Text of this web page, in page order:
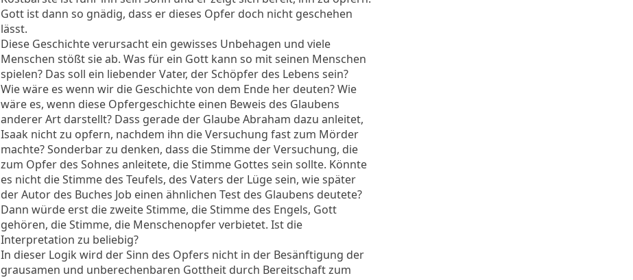
Gott ist dann so gnädig, dass er dieses Opfer doch nicht geschehen
lässt.
Diese Geschichte verursacht ein gewisses Unbehagen und viele
Menschen stößt sie ab. Was für ein Gott kann so mit seinen Menschen
spielen? Das soll ein liebender Vater, der Schöpfer des Lebens sein?
Wie wäre es wenn wir die Geschichte von dem Ende her deuten? Wie
wäre es, wenn diese Opfergeschichte einen Beweis des Glaubens
anderer Art darstellt? Dass gerade der Glaube Abraham dazu anleitet,
Isaak nicht zu opfern, nachdem ihn die Versuchung fast zum Mörder
machte? Sonderbar zu denken, dass die Stimme der Versuchung, die
zum Opfer des Sohnes anleitete, die Stimme Gottes sein sollte. Könnte
es nicht die Stimme des Teufels, des Vaters der Lüge sein, wie später
der Autor des Buches Job einen ähnlichen Test des Glaubens deutete?
Dann würde erst die zweite Stimme, die Stimme des Engels, Gott
gehören, die Stimme, die Menschenopfer verbietet. Ist die
Interpretation zu beliebig?
In dieser Logik wird der Sinn des Opfers nicht in der Besänftigung der
grausamen und unberechenbaren Gottheit durch Bereitschaft zum